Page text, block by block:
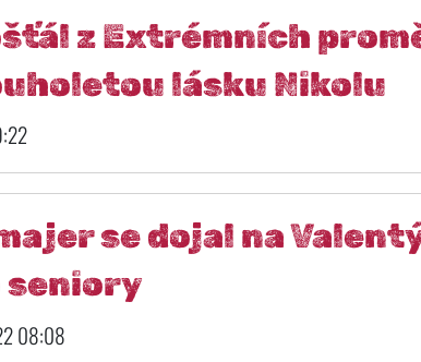
z Extrémních
lásku Nikolu
se dojal na
seniory
08:08